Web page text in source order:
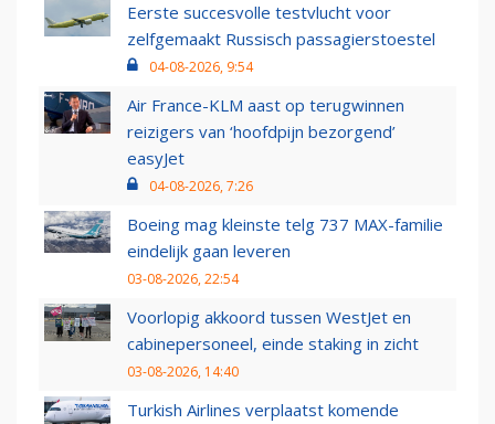
Eerste succesvolle testvlucht voor
zelfgemaakt Russisch passagierstoestel
04-08-2026, 9:54
Air France-KLM aast op terugwinnen
reizigers van ‘hoofdpijn bezorgend’
easyJet
04-08-2026, 7:26
Boeing mag kleinste telg 737 MAX-familie
eindelijk gaan leveren
03-08-2026, 22:54
Voorlopig akkoord tussen WestJet en
cabinepersoneel, einde staking in zicht
03-08-2026, 14:40
Turkish Airlines verplaatst komende